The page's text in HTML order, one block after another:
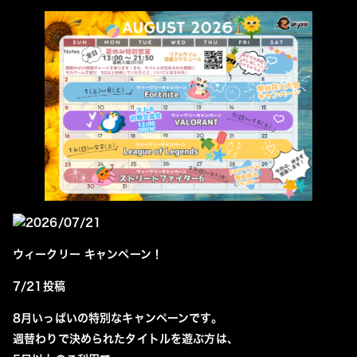
2026/07/21
ウィークリー キャンペーン！
7/21投稿
8月いっぱいの特別なキャンペーンです。
週替わりで決められたタイトルを遊ぶ方は、